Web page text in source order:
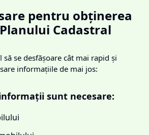
pentru obținerea
Cadastral
să se desfășoare cât mai rapid și
informațiile de mai jos:
sunt necesare: